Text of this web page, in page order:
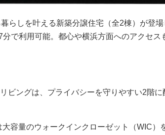
らしを叶える新築分譲住宅（全2棟）が登場
で利用可能。都心や横浜方面へのアクセス
ビングは、プライバシーを守りやすい2階に
容量のウォークインクローゼット（WIC）